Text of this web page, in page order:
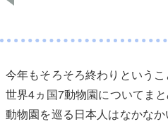
今年もそろそろ終わりというこ
世界4ヵ国7動物園についてま
動物園を巡る日本人はなかな